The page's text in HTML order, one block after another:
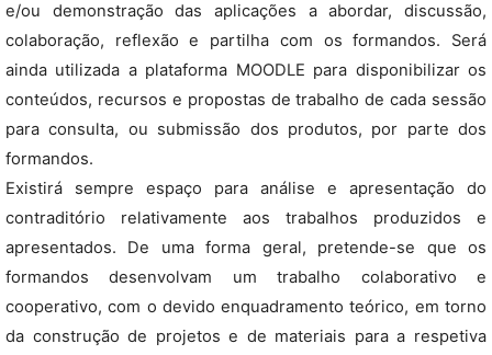
e/ou demonstração das aplicações a abordar, discussão,
colaboração, reflexão e partilha com os formandos. Será
ainda utilizada a plataforma MOODLE para disponibilizar os
conteúdos, recursos e propostas de trabalho de cada sessão
para consulta, ou submissão dos produtos, por parte dos
formandos.
Existirá sempre espaço para análise e apresentação do
contraditório relativamente aos trabalhos produzidos e
apresentados. De uma forma geral, pretende-se que os
formandos desenvolvam um trabalho colaborativo e
cooperativo, com o devido enquadramento teórico, em torno
da construção de projetos e de materiais para a respetiva